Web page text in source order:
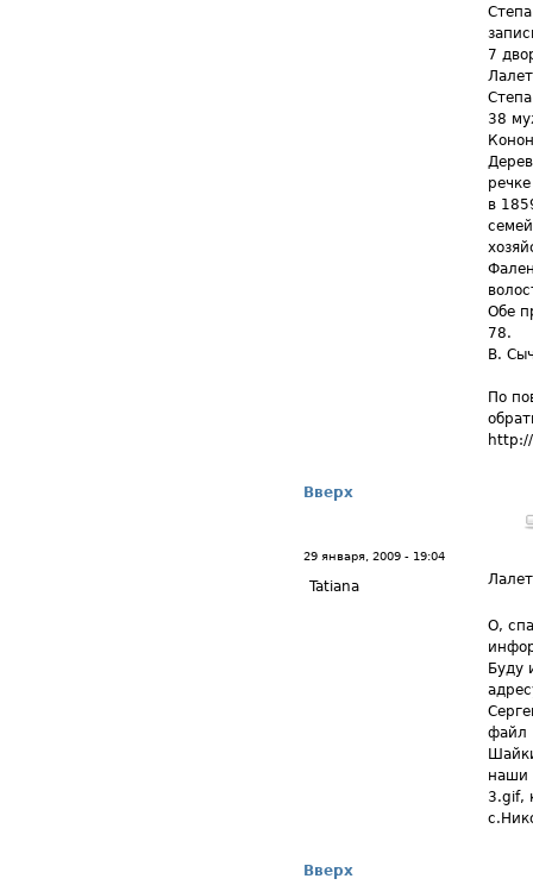
7
38
в
Обе
78.
В.
По
Вверх
29 января, 2009 - 19:04
Tatiana
О,
Буду
файл
наши
3.gif,
Вверх